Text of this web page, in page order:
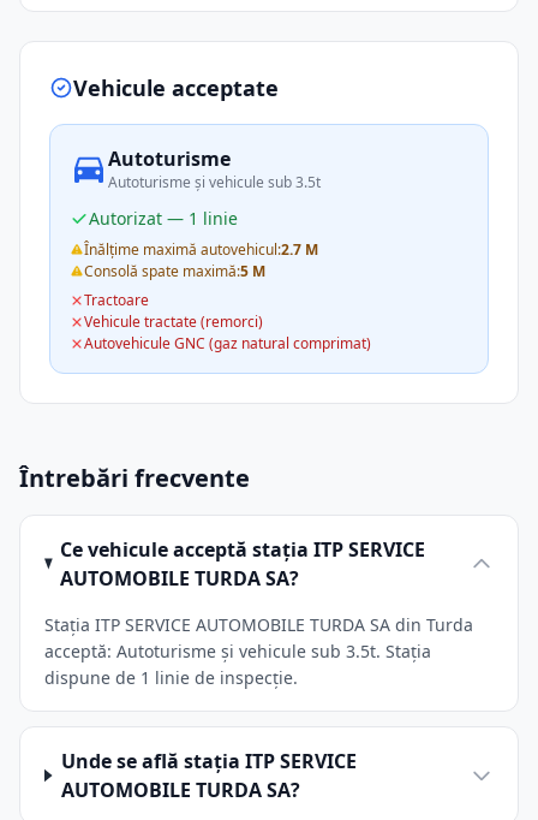
Vehicule acceptate
Autoturisme
Autoturisme și vehicule sub 3.5t
Autorizat — 1 linie
Înălțime maximă autovehicul:2.7 M
Consolă spate maximă:5 M
Tractoare
Vehicule tractate (remorci)
Autovehicule GNC (gaz natural comprimat)
Întrebări frecvente
Ce vehicule acceptă stația ITP SERVICE
AUTOMOBILE TURDA SA?
Stația ITP SERVICE AUTOMOBILE TURDA SA din Turda
acceptă: Autoturisme și vehicule sub 3.5t. Stația
dispune de 1 linie de inspecție.
Unde se află stația ITP SERVICE
AUTOMOBILE TURDA SA?